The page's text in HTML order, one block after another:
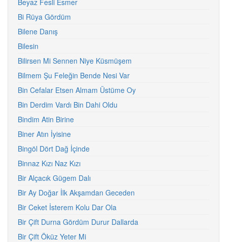
Beyaz Fesli Esmer
Bi Rüya Gördüm
Bilene Danış
Bilesin
Bilirsen Mi Sennen Niye Küsmüşem
Bilmem Şu Feleğin Bende Nesi Var
Bin Cefalar Etsen Almam Üstüme Oy
Bin Derdim Vardı Bin Dahi Oldu
Bindim Atin Birine
Biner Atın İyisine
Bingöl Dört Dağ İçinde
Binnaz Kızı Naz Kızı
Bir Alçacık Gügem Dalı
Bir Ay Doğar İlk Akşamdan Geceden
Bir Ceket İsterem Kolu Dar Ola
Bir Çift Durna Gördüm Durur Dallarda
Bir Çift Öküz Yeter Mi